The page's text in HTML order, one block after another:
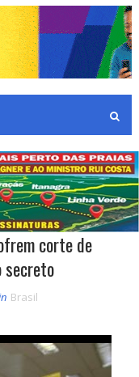
corte de
secreto
Brasil